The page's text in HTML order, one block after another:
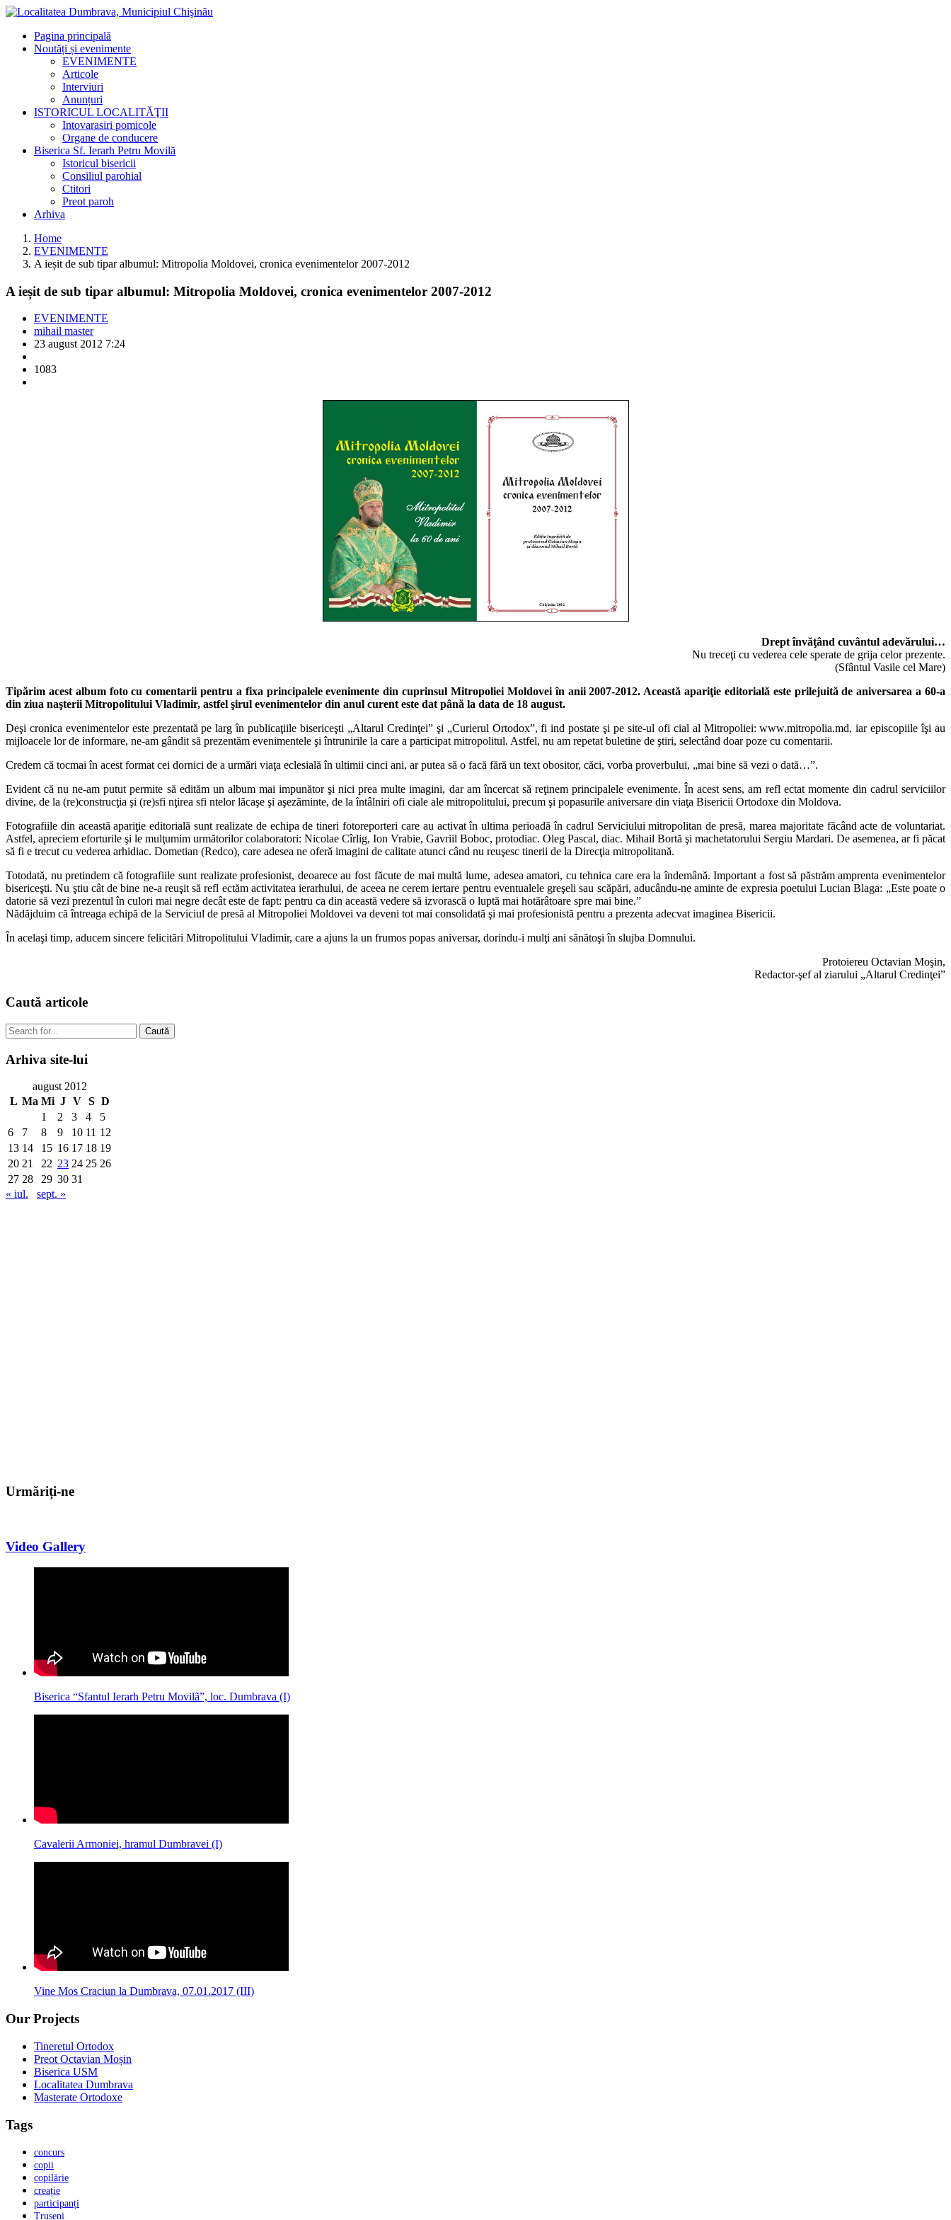
Pagina principală
Noutăți și evenimente
EVENIMENTE
Articole
Interviuri
Anunțuri
ISTORICUL LOCALITĂŢII
Intovarasiri pomicole
Organe de conducere
Biserica Sf. Ierarh Petru Movilă
Istoricul bisericii
Consiliul parohial
Ctitori
Preot paroh
Arhiva
Home
EVENIMENTE
A ieșit de sub tipar albumul: Mitropolia Moldovei, cronica evenimentelor 2007-2012
A ieșit de sub tipar albumul: Mitropolia Moldovei, cronica evenimentelor 2007-2012
EVENIMENTE
mihail master
23 august 2012 7:24
1083
Drept învăţând cuvântul adevărului…
Nu treceţi cu vederea cele sperate de grija celor prezente.
(Sfântul Vasile cel Mare)
Tipărim acest album foto cu comentarii pentru a fixa principalele evenimente din cuprinsul Mitropoliei Moldovei în anii 2007-2012. Această apariţie editorială este prilejuită de aniversarea a 60-a
din ziua naşterii Mitropolitului Vladimir, astfel şirul evenimentelor din anul curent este dat până la data de 18 august.
Deşi cronica evenimentelor este prezentată pe larg în publicaţiile bisericeşti „Altarul Credinţei” şi „Curierul Ortodox”, fi ind postate şi pe site-ul ofi cial al Mitropoliei: www.mitropolia.md, iar episcopiile îşi au
mijloacele lor de informare, ne-am gândit să prezentăm evenimentele şi întrunirile la care a participat mitropolitul. Astfel, nu am repetat buletine de ştiri, selectând doar poze cu comentarii.
Credem că tocmai în acest format cei dornici de a urmări viaţa eclesială în ultimii cinci ani, ar putea să o facă fără un text obositor, căci, vorba proverbului, „mai bine să vezi o dată…”.
Evident că nu ne-am putut permite să edităm un album mai impunător şi nici prea multe imagini, dar am încercat să reţinem principalele evenimente. În acest sens, am refl ectat momente din cadrul serviciilor
divine, de la (re)construcţia şi (re)sfi nţirea sfi ntelor lăcaşe şi aşezăminte, de la întâlniri ofi ciale ale mitropolitului, precum şi popasurile aniversare din viaţa Bisericii Ortodoxe din Moldova.
Fotografiile din această apariţie editorială sunt realizate de echipa de tineri fotoreporteri care au activat în ultima perioadă în cadrul Serviciului mitropolitan de presă, marea majoritate făcând acte de voluntariat.
Astfel, apreciem eforturile şi le mulţumim următorilor colaboratori: Nicolae Cîrlig, Ion Vrabie, Gavriil Boboc, protodiac. Oleg Pascal, diac. Mihail Bortă şi machetatorului Sergiu Mardari. De asemenea, ar fi păcat
să fi e trecut cu vederea arhidiac. Dometian (Redco), care adesea ne oferă imagini de calitate atunci când nu reuşesc tinerii de la Direcţia mitropolitană.
Totodată, nu pretindem că fotografiile sunt realizate profesionist, deoarece au fost făcute de mai multă lume, adesea amatori, cu tehnica care era la îndemână. Important a fost să păstrăm amprenta evenimentelor
bisericeşti. Nu ştiu cât de bine ne-a reuşit să refl ectăm activitatea ierarhului, de aceea ne cerem iertare pentru eventualele greşeli sau scăpări, aducându-ne aminte de expresia poetului Lucian Blaga: „Este poate o
datorie să vezi prezentul în culori mai negre decât este de fapt: pentru ca din această vedere să izvorască o luptă mai hotărâtoare spre mai bine.”
Nădăjduim că întreaga echipă de la Serviciul de presă al Mitropoliei Moldovei va deveni tot mai consolidată şi mai profesionistă pentru a prezenta adecvat imaginea Bisericii.
În acelaşi timp, aducem sincere felicitări Mitropolitului Vladimir, care a ajuns la un frumos popas aniversar, dorindu-i mulţi ani sănătoşi în slujba Domnului.
Protoiereu Octavian Moşin,
Redactor-şef al ziarului „Altarul Credinţei”
Caută articole
Caută
Arhiva site-lui
august 2012
L Ma Mi J V S D
1
2 3 4
5
6
7 8 9 10 11 12
13 14 15 16 17 18 19
20 21 22 23 24 25 26
27 28 29 30 31
« iul.
sept. »
Urmăriți-ne
Video Gallery
Biserica “Sfantul Ierarh Petru Movilã”, loc. Dumbrava (I)
Cavalerii Armoniei, hramul Dumbravei (I)
Vine Mos Craciun la Dumbrava, 07.01.2017 (III)
Our Projects
Tineretul Ortodox
Preot Octavian Moșin
Biserica USM
Localitatea Dumbrava
Masterate Ortodoxe
Tags
concurs
copii
copilărie
creație
participanți
Trușeni